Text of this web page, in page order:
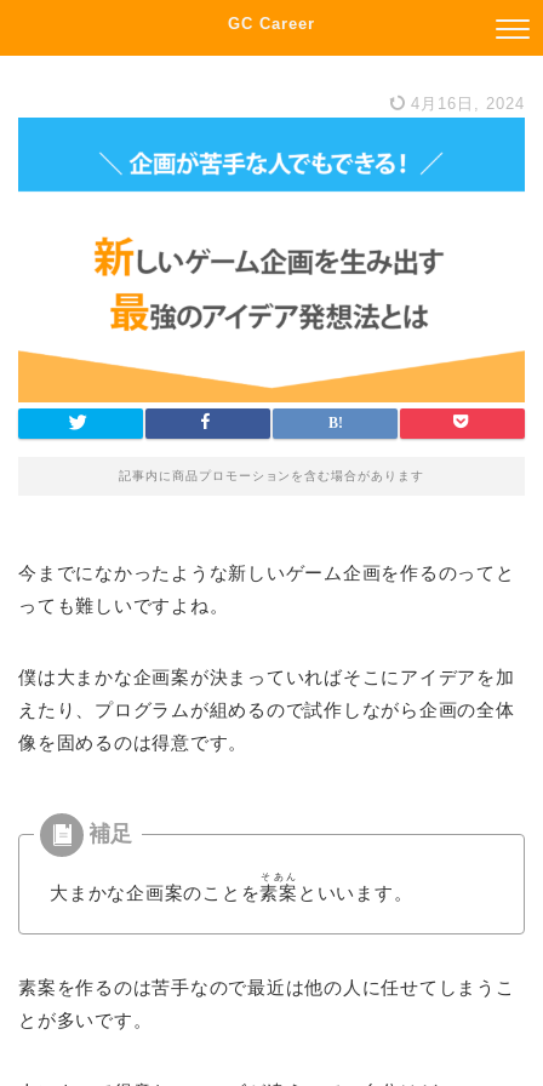
GC Career
4月16日, 2024
記事内に商品プロモーションを含む場合があります
今までになかったような新しいゲーム企画を作るのってと
っても難しいですよね。
僕は大まかな企画案が決まっていればそこにアイデアを加
えたり、プログラムが組めるので試作しながら企画の全体
像を固めるのは得意です。
大まかな企画案のことを素案
そあん
といいます。
素案を作るのは苦手なので最近は他の人に任せてしまうこ
とが多いです。